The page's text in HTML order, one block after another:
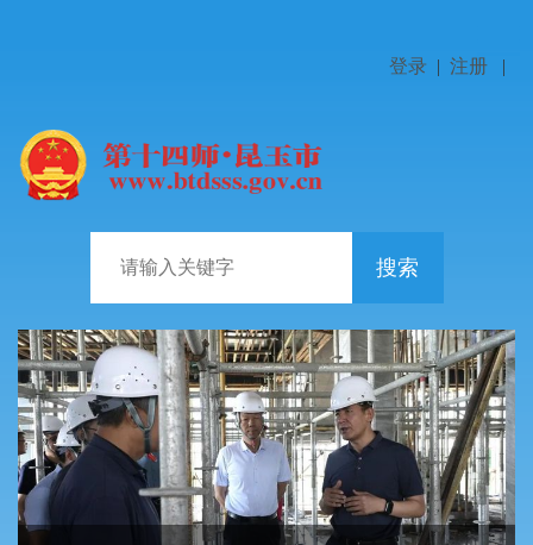
登录 | 注册 |
搜索